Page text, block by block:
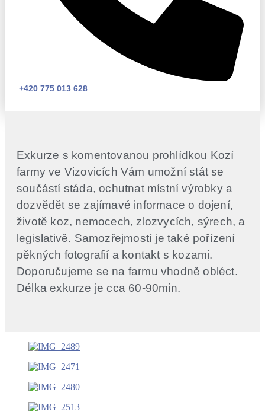
+420 775 013 628
Exkurze s komentovanou prohlídkou Kozí
farmy ve Vizovicích Vám umožní stát se
součástí stáda, ochutnat místní výrobky a
dozvědět se zajímavé informace o dojení,
životě koz, nemocech, zlozvycích, sýrech, a
legislativě. Samozřejmostí je také pořízení
pěkných fotografií a kontakt s kozami.
Doporučujeme se na farmu vhodně obléct.
Délka exkurze je cca 60-90min.